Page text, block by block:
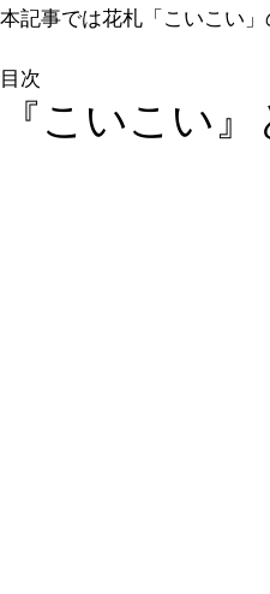
本記事では花札「こいこい
目次
『こいこい』